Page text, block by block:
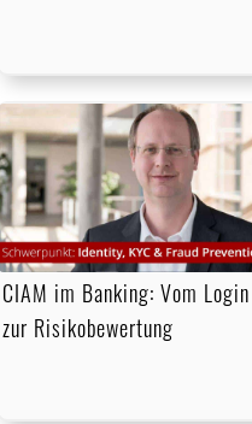
CIAM im Banking: Vom Login
zur Risikobewertung